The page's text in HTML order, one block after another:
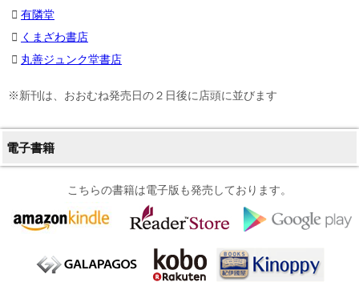
有隣堂
くまざわ書店
丸善ジュンク堂書店
※新刊は、おおむね発売日の２日後に店頭に並びます
電子書籍
こちらの書籍は電子版も発売しております。